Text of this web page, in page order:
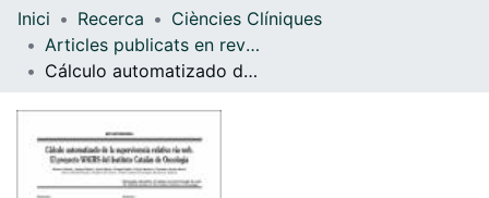
Navega per tot el DD
Com publicar
Inici Recerca
Ciències Clíniques
Articles publicats en revistes (Ciències Clíniques)
Cálculo automatizado de la supervivencia relativa vía web. El proyecto WAERS del Instituto Catalán de Oncología